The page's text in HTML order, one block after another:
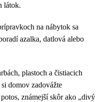
látok.
na nábytok sa
azalka, datlová alebo
plastoch a čistiacich
domov zadovážte
známejší skôr ako „divý